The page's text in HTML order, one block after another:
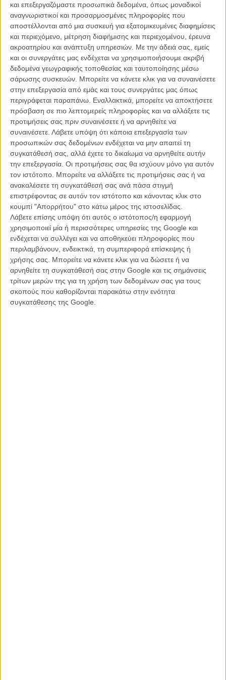
και επεξεργαζόμαστε προσωπικά δεδομένα, όπως μοναδικοί
αναγνωριστικοί και προσαρμοσμένες πληροφορίες που
αποστέλλονται από μια συσκευή για εξατομικευμένες διαφημίσεις
και περιεχόμενο, μέτρηση διαφήμισης και περιεχομένου, έρευνα
ακροατηρίου και ανάπτυξη υπηρεσιών. Με την άδειά σας, εμείς
και οι συνεργάτες μας ενδέχεται να χρησιμοποιήσουμε ακριβή
δεδομένα γεωγραφικής τοποθεσίας και ταυτοποίησης μέσω
σάρωσης συσκευών. Μπορείτε να κάνετε κλικ για να συναινέσετε
στην επεξεργασία από εμάς και τους συνεργάτες μας όπως
περιγράφεται παραπάνω. Εναλλακτικά, μπορείτε να αποκτήσετε
πρόσβαση σε πιο λεπτομερείς πληροφορίες και να αλλάξετε τις
προτιμήσεις σας πριν συναινέσετε ή να αρνηθείτε να
συναινέσετε. Λάβετε υπόψη ότι κάποια επεξεργασία των
προσωπικών σας δεδομένων ενδέχεται να μην απαιτεί τη
συγκατάθεσή σας, αλλά έχετε το δικαίωμα να αρνηθείτε αυτήν
την επεξεργασία. Οι προτιμήσεις σας θα ισχύουν μόνο για αυτόν
τον ιστότοπο. Μπορείτε να αλλάξετε τις προτιμήσεις σας ή να
ανακαλέσετε τη συγκατάθεσή σας ανά πάσα στιγμή
επιστρέφοντας σε αυτόν τον ιστότοπο και κάνοντας κλικ στο
κουμπί "Απορρήτου" στο κάτω μέρος της ιστοσελίδας.
Λάβετε επίσης υπόψη ότι αυτός ο ιστότοπος/η εφαρμογή
χρησιμοποιεί μία ή περισσότερες υπηρεσίες της Google και
ενδέχεται να συλλέγει και να αποθηκεύει πληροφορίες που
περιλαμβάνουν, ενδεικτικά, τη συμπεριφορά επίσκεψης ή
χρήσης σας. Μπορείτε να κάνετε κλικ για να δώσετε ή να
αρνηθείτε τη συγκατάθεσή σας στην Google και τις σημάνσεις
τρίτων μερών της για τη χρήση των δεδομένων σας για τους
σκοπούς που καθορίζονται παρακάτω στην ενότητα
συγκατάθεσης της Google.
άλλων οικονομικών σκανδάλων και τα ιταλικά δικαστήρια τον
καταδίκασαν ερήμην σε φυλάκιση 5,5 ετών.
Δείτε επίσης:«La Nostra Strada»: Αυτή είναι η επόμενη ταινία
του Νάνι Μορέτι
Ο άλλοτε ισχυρός άνδρας της Ιταλίας επέλεξε να καταφύγει στο
Χάμαμετ Τυνησία, παρά να αντιμετωπίσει την ιταλική Δικαιοσύνη,
όπου κι έζησε αυτοεξόριστος έως το θανατό του. Με την ιταλική
πολιτική να έχει να επιδείξει πολύ χειρότερες προσωπικότητες στην
συνέχεια, όπως για παράδειγμα τον Σίλβιο Μπερλουσκόνι, ο
Μπετίνο Κράξι μάλλον ξεχάστηκε στην πορεία.
Τώρα, ο Τζιάνι Αμέλιο επαναφέρει την ιστορία του στο προσκήνιο με